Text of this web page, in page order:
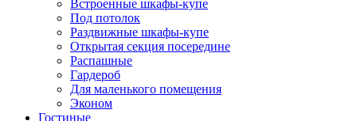
Встроенные шкафы-купе
Под потолок
Раздвижные шкафы-купе
Открытая секция посередине
Распашные
Гардероб
Для маленького помещения
Эконом
Гостиные